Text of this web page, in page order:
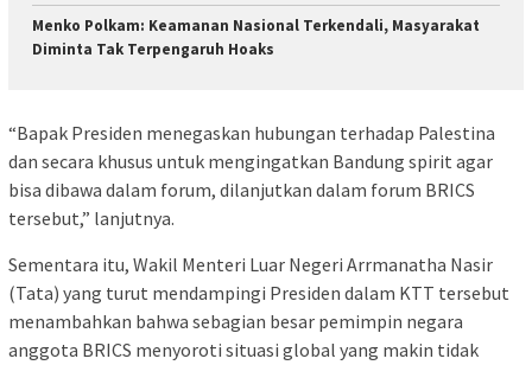
Menko Polkam: Keamanan Nasional Terkendali, Masyarakat
Diminta Tak Terpengaruh Hoaks
“Bapak Presiden menegaskan hubungan terhadap Palestina
dan secara khusus untuk mengingatkan Bandung spirit agar
bisa dibawa dalam forum, dilanjutkan dalam forum BRICS
tersebut,” lanjutnya.
Sementara itu, Wakil Menteri Luar Negeri Arrmanatha Nasir
(Tata) yang turut mendampingi Presiden dalam KTT tersebut
menambahkan bahwa sebagian besar pemimpin negara
anggota BRICS menyoroti situasi global yang makin tidak